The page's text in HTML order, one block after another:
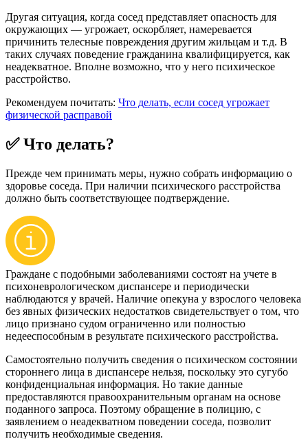
Другая ситуация, когда сосед представляет опасность для
окружающих — угрожает, оскорбляет, намеревается
причинить телесные повреждения другим жильцам и т.д. В
таких случаях поведение гражданина квалифицируется, как
неадекватное. Вполне возможно, что у него психическое
расстройство.
Рекомендуем почитать: Что делать, если сосед угрожает
физической расправой
✅ Что делать?
Прежде чем принимать меры, нужно собрать информацию о
здоровье соседа. При наличии психического расстройства
должно быть соответствующее подтверждение.
Граждане с подобными заболеваниями состоят на учете в
психоневрологическом диспансере и периодически
наблюдаются у врачей. Наличие опекуна у взрослого человека
без явных физических недостатков свидетельствует о том, что
лицо признано судом ограниченно или полностью
недееспособным в результате психического расстройства.
Самостоятельно получить сведения о психическом состоянии
стороннего лица в диспансере нельзя, поскольку это сугубо
конфиденциальная информация. Но такие данные
предоставляются правоохранительным органам на основе
поданного запроса. Поэтому обращение в полицию, с
заявлением о неадекватном поведении соседа, позволит
получить необходимые сведения.